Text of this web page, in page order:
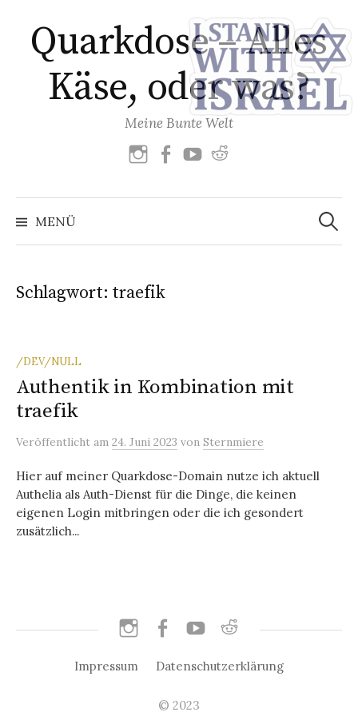
Inhalt
überspringen
Quarkdose – Alles
Käse, oder was?
Meine Bunte Welt
InstagramFacebook
YouTube
MENÜ
Suchen
nach:
Schlagwort: traefik
/DEV/NULL
Authentik in Kombination mit
traefik
Veröffentlicht am 24. Juni 2023 von Sternmiere
Hier auf meiner Quarkdose-Domain nutze ich aktuell
Authelia als Auth-Dienst für die Dinge, die keinen
eigenen Login mitbringen oder die ich gesondert
zusätzlich...
InstagramFacebookYouTubereddit
Impressum Datenschutzerklärung
© 2023